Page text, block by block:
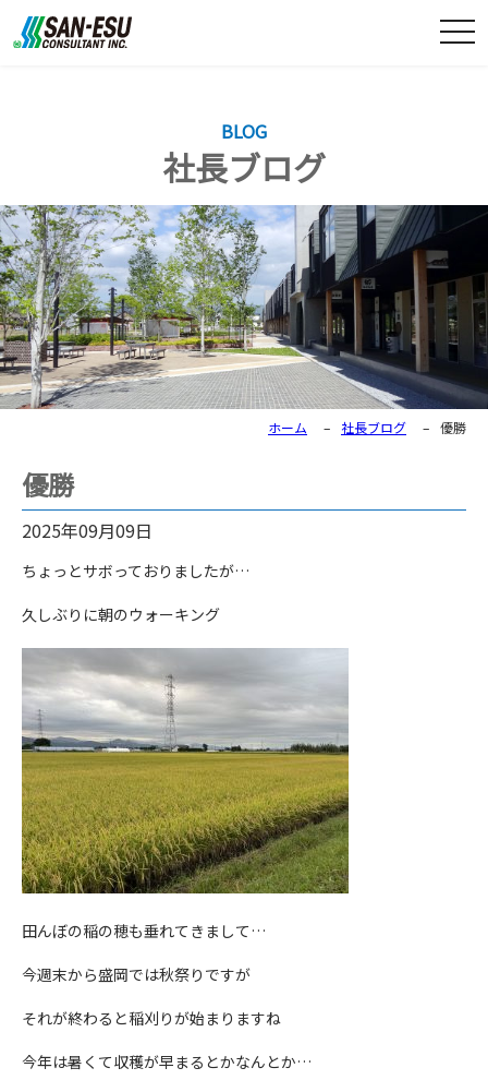
BLOG
社長ブログ
ホーム – 社長ブログ – 優勝
優勝
2025年09月09日
ちょっとサボっておりましたが…
久しぶりに朝のウォーキング
田んぼの稲の穂も垂れてきまして…
今週末から盛岡では秋祭りですが
それが終わると稲刈りが始まりますね
今年は暑くて収穫が早まるとかなんとか…